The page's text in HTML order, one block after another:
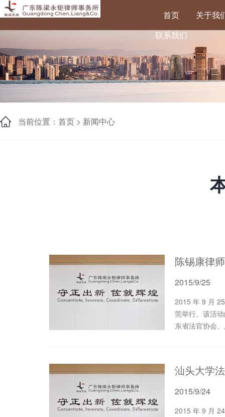
首页
关于我
联系我们
当前位置：首页 > 新闻中心
2015/9/25
2015 年 9 月 25 日 ， 2015 年法律职业共同体建设系列活动在东
莞举行。该活
东省法官协会
汕头大学
2015/9/24
2015 年 9 月 24 日 下午，汕头大学法学院院长怀效锋教授、法学